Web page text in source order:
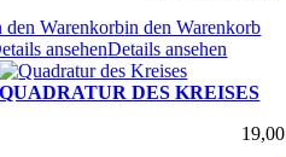
den Warenkorbin den Warenkorb
ansehenDetails ansehen
QUADRATUR DES KREISES
19,00